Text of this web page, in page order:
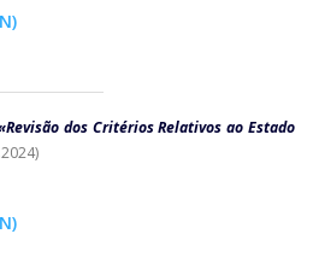
dos Critérios Relativos ao Estado